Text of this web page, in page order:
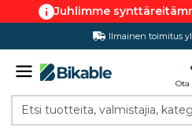
Juhlimme
Ilmainen toimitus
Ota
Etsi tuotteita, valmistajia,